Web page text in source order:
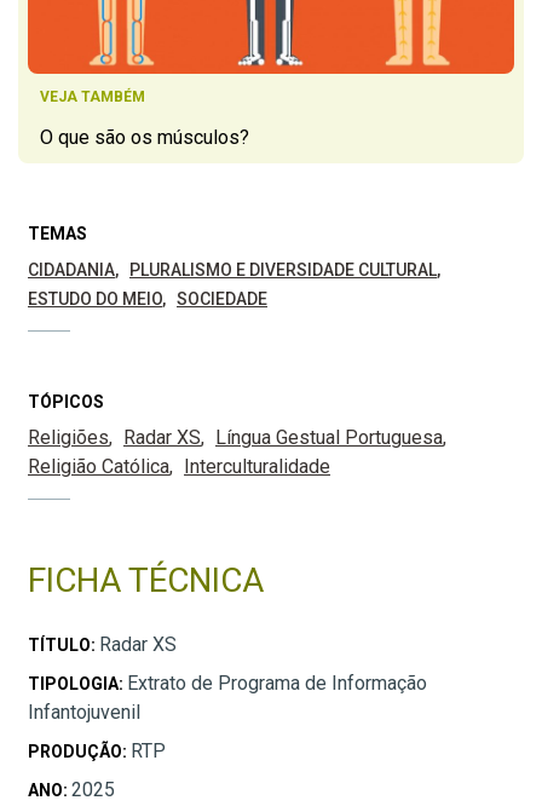
VEJA TAMBÉM
O que são os músculos?
TEMAS
CIDADANIA
PLURALISMO E DIVERSIDADE CULTURAL
ESTUDO DO MEIO
SOCIEDADE
TÓPICOS
Religiões Radar XS
Língua Gestual Portuguesa
Religião Católica
Interculturalidade
FICHA TÉCNICA
TÍTULO: Radar XS
TIPOLOGIA: Extrato de Programa de Informação
Infantojuvenil
PRODUÇÃO: RTP
ANO: 2025